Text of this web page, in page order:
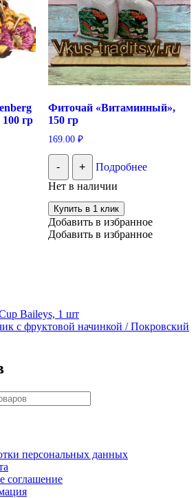
гр
Фиточай «Витаминный»,
150 гр
169.00 ₽
- +
Подробнее
Нет в наличии
Купить в 1 клик
Добавить в избранное
Добавить в избранное
Baileys, 1 шт
с фруктовой начинкой / Покровский
персональных данных
соглашение